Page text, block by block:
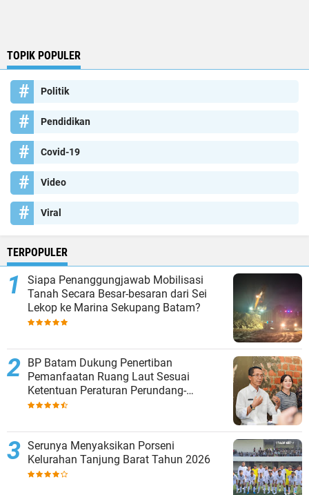
TOPIK POPULER
Politik
Pendidikan
Covid-19
Video
Viral
TERPOPULER
Siapa Penanggungjawab Mobilisasi
Tanah Secara Besar-besaran dari Sei
Lekop ke Marina Sekupang Batam?
BP Batam Dukung Penertiban
Pemanfaatan Ruang Laut Sesuai
Ketentuan Peraturan Perundang-
undangan
Serunya Menyaksikan Porseni
Kelurahan Tanjung Barat Tahun 2026